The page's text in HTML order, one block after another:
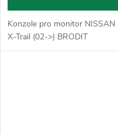
Konzole pro monitor NISSAN
X-Trail (02->) BRODIT